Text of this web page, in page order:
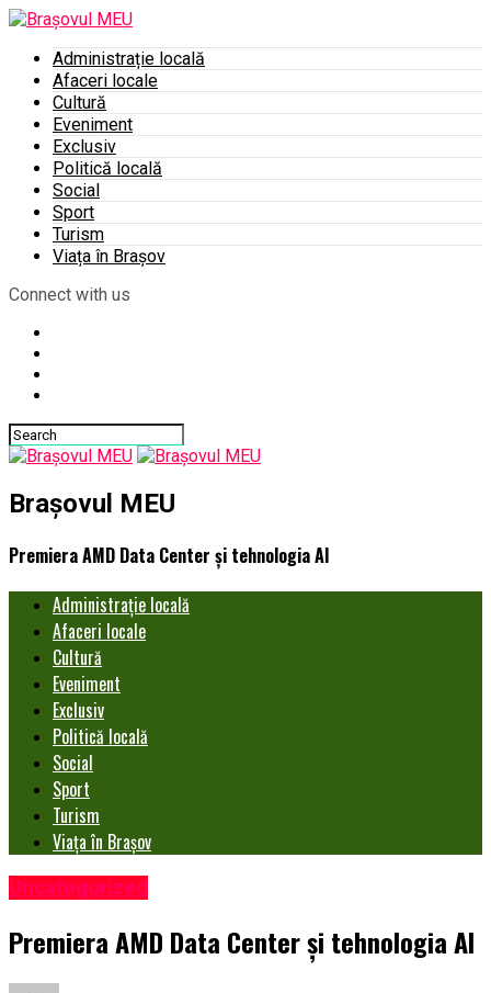
Administrație locală
Afaceri locale
Cultură
Eveniment
Exclusiv
Politică locală
Social
Sport
Turism
Viața în Brașov
Connect with us
Brașovul MEU
Premiera AMD Data Center și tehnologia AI
Administrație locală
Afaceri locale
Cultură
Eveniment
Exclusiv
Politică locală
Social
Sport
Turism
Viața în Brașov
Uncategorized
Premiera AMD Data Center și tehnologia AI